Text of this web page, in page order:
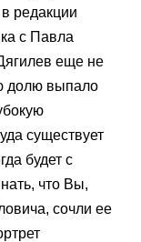
редакции
с Павла
еще не
долю выпало
существует
будет с
что Вы,
сочли ее